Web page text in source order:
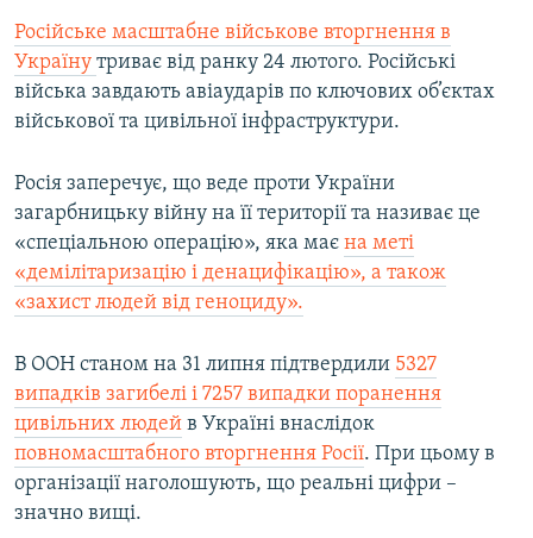
Російське масштабне військове вторгнення в
Україну триває від ранку 24 лютого. Російські
війська завдають авіаударів по ключових об’єктах
військової та цивільної інфраструктури.
Росія заперечує, що веде проти України
загарбницьку війну на її території та називає це
«спеціальною операцію», яка має на меті
«демілітаризацію і денацифікацію», а також
«захист людей від геноциду».
В ООН станом на 31 липня підтвердили 5327
випадків загибелі і 7257 випадки поранення
цивільних людей в Україні внаслідок
повномасштабного вторгнення Росії. При цьому в
організації наголошують, що реальні цифри –
значно вищі.